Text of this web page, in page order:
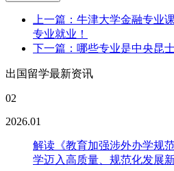
上一篇：牛津大学金融专业
专业就业！
下一篇：哪些专业是中央昆
出国留学最新资讯
02
2026.01
解读《教育加强涉外办学规
学迈入高质量、规范化发展